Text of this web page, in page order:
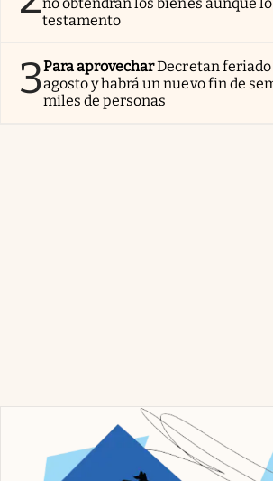
testamento
3Para aprovecharDecretan feriado
agosto y habrá un nuevo fin de
miles de personas